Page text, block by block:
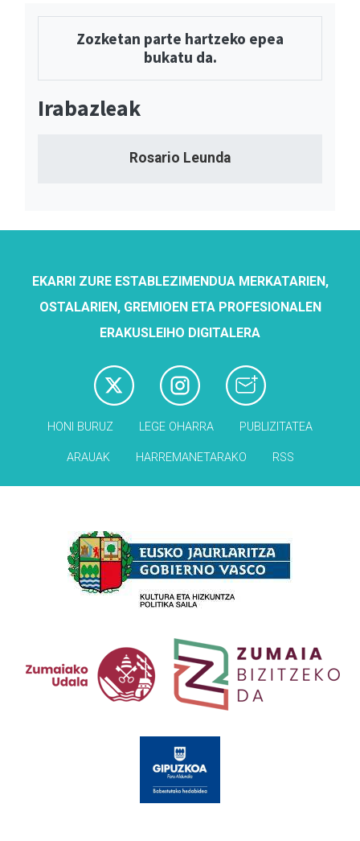
Zozketan parte hartzeko epea
bukatu da.
Irabazleak
Rosario Leunda
EKARRI ZURE ESTABLEZIMENDUA MERKATARIEN,
OSTALARIEN, GREMIOEN ETA PROFESIONALEN
ERAKUSLEIHO DIGITALERA
HONI BURUZ LEGE OHARRA PUBLIZITATEA
ARAUAK HARREMANETARAKO RSS